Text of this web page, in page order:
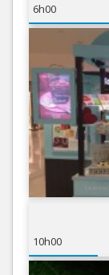
6h00
10h00